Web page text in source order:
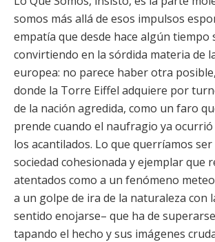
somos más allá de esos impulsos
empatía que desde hace algún tiempo
convirtiendo en la sórdida materia de
europea: no parece haber otra
donde la Torre Eiffel adquiere por
de la nación agredida, como un faro
prende cuando el naufragio ya
los acantilados. Lo que querríamos ser
sociedad cohesionada y ejemplar que
atentados como a un fenómeno
a un golpe de ira de la naturaleza con
sentido enojarse– que ha de
tapando el hecho y sus imágenes